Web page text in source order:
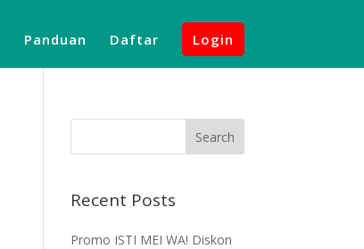
Panduan Daftar Login
Recent Posts
Promo ISTI MEI WA! Diskon